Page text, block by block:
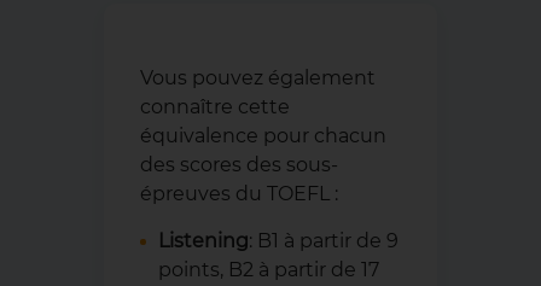
Vous pouvez également
connaître cette
équivalence pour chacun
des scores des sous-
épreuves du TOEFL :
Listening: B1 à partir de 9
points, B2 à partir de 17